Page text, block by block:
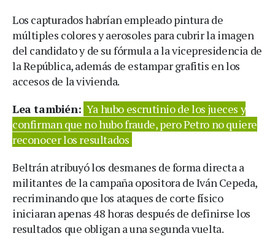
Los capturados habrían empleado pintura de
múltiples colores y aerosoles para cubrir la imagen
del candidato y de su fórmula a la vicepresidencia de
la República, además de estampar grafitis en los
accesos de la vivienda.
Lea también: Ya hubo escrutinio de los jueces y
confirman que no hubo fraude, pero Petro no quiere
reconocer los resultados
Beltrán atribuyó los desmanes de forma directa a
militantes de la campaña opositora de Iván Cepeda,
recriminando que los ataques de corte físico
iniciaran apenas 48 horas después de definirse los
resultados que obligan a una segunda vuelta.